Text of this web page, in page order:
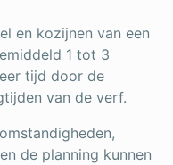
en kozijnen van een
1 tot 3
tijd door de
van de verf.
de planning kunnen